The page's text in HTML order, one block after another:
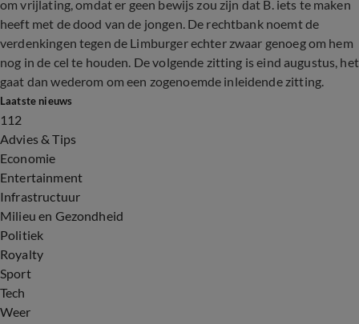
om vrijlating, omdat er geen bewijs zou zijn dat B. iets te maken
heeft met de dood van de jongen. De rechtbank noemt de
verdenkingen tegen de Limburger echter zwaar genoeg om hem
nog in de cel te houden. De volgende zitting is eind augustus, het
gaat dan wederom om een zogenoemde inleidende zitting.
Laatste nieuws
112
Advies & Tips
Economie
Entertainment
Infrastructuur
Milieu en Gezondheid
Politiek
Royalty
Sport
Tech
Weer